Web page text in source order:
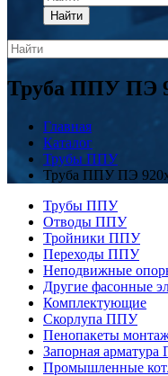
Найти
Труба ППУ ПЭ
Главная
Каталог
Трубы ППУ
Труба ППУ ПЭ
Трубы ППУ
Отводы ППУ
Тройники ППУ
Переходы ППУ
Неподвижные
Другие фасонные
Комплектующие
Скорлупа ППУ
Пенопакеты
Запорная
Промышленные